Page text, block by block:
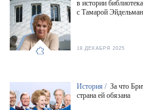
в истории
с Тамарой Эйдельман
18 ДЕКАБРЯ 2025
История / За что
страна ей обязана